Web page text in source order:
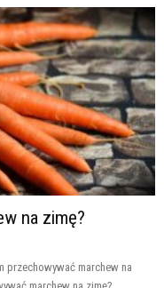
na zimę?
przechowywać marchew na